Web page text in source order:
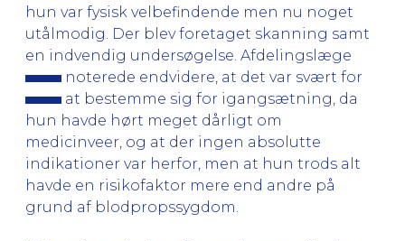
hun var fysisk velbefindende men nu noget
utålmodig. Der blev foretaget skanning samt
en indvendig undersøgelse. Afdelingslæge
noterede endvidere, at det var svært for
at bestemme sig for igangsætning, da
hun havde hørt meget dårligt om
medicinveer, og at der ingen absolutte
indikationer var herfor, men at hun trods alt
havde en risikofaktor mere end andre på
grund af blodpropssygdom.